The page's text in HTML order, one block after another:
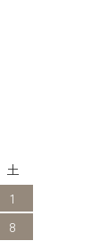
土
1
8